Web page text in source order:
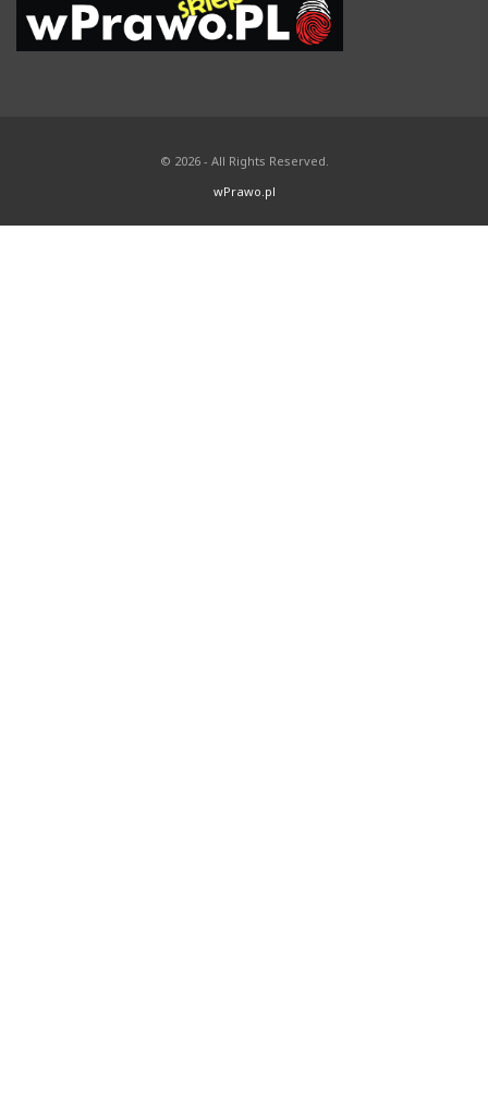
© 2026 - All Rights Reserved.
wPrawo.pl